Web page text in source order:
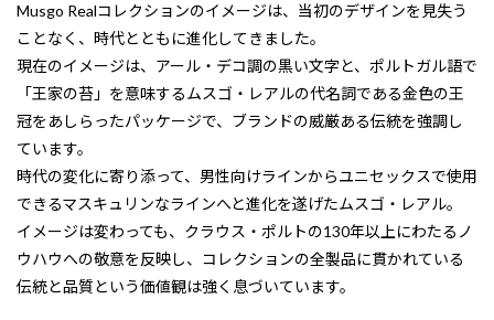
Musgo Realコレクションのイメージは、当初のデザインを見失う
ことなく、時代とともに進化してきました。
現在のイメージは、アール・デコ調の黒い文字と、ポルトガル語で
「王家の苔」を意味するムスゴ・レアルの代名詞である金色の王
冠をあしらったパッケージで、ブランドの威厳ある伝統を強調し
ています。
時代の変化に寄り添って、男性向けラインからユニセックスで使用
できるマスキュリンなラインへと進化を遂げたムスゴ・レアル。
イメージは変わっても、クラウス・ポルトの130年以上にわたるノ
ウハウへの敬意を反映し、コレクションの全製品に貫かれている
伝統と品質という価値観は強く息づいています。